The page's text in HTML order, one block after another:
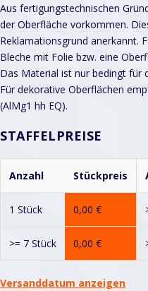
Aus fertigungstechnischen
der Oberfläche vorkommen.
Reklamationsgrund anerkannt.
Bleche mit Folie bzw. eine
Das Material ist nur bedingt für
Für dekorative Oberflächen
(AlMg1 hh EQ).
STAFFELPREISE
Anzahl Stückpreis
1 Stück 0,00 €
>= 7 Stück 0,00 €
Versanddatum anzeigen